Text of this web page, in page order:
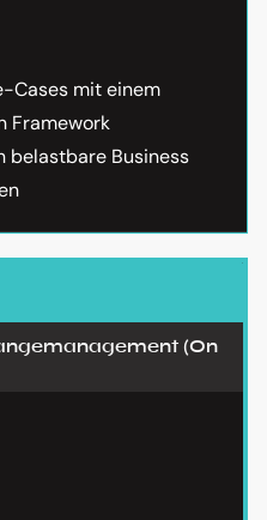
Cases mit einem
Framework
belastbare Business
(On